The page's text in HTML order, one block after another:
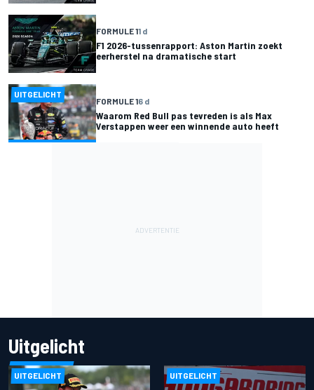
FORMULE 11 d
F1 2026-tussenrapport: Aston Martin zoekt
eerherstel na dramatische start
UITGELICHT
FORMULE 16 d
Waarom Red Bull pas tevreden is als Max
Verstappen weer een winnende auto heeft
Uitgelicht
UITGELICHT UITGELICHT